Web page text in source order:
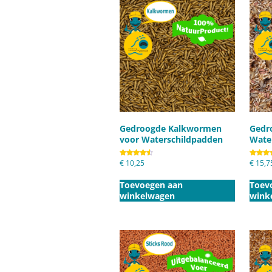
Gedroogde Kalkwormen
voor Waterschildpadden
Gewaardeerd
4.50
€ 10,25
Toevoegen aan
winkelwagen
5.00
€